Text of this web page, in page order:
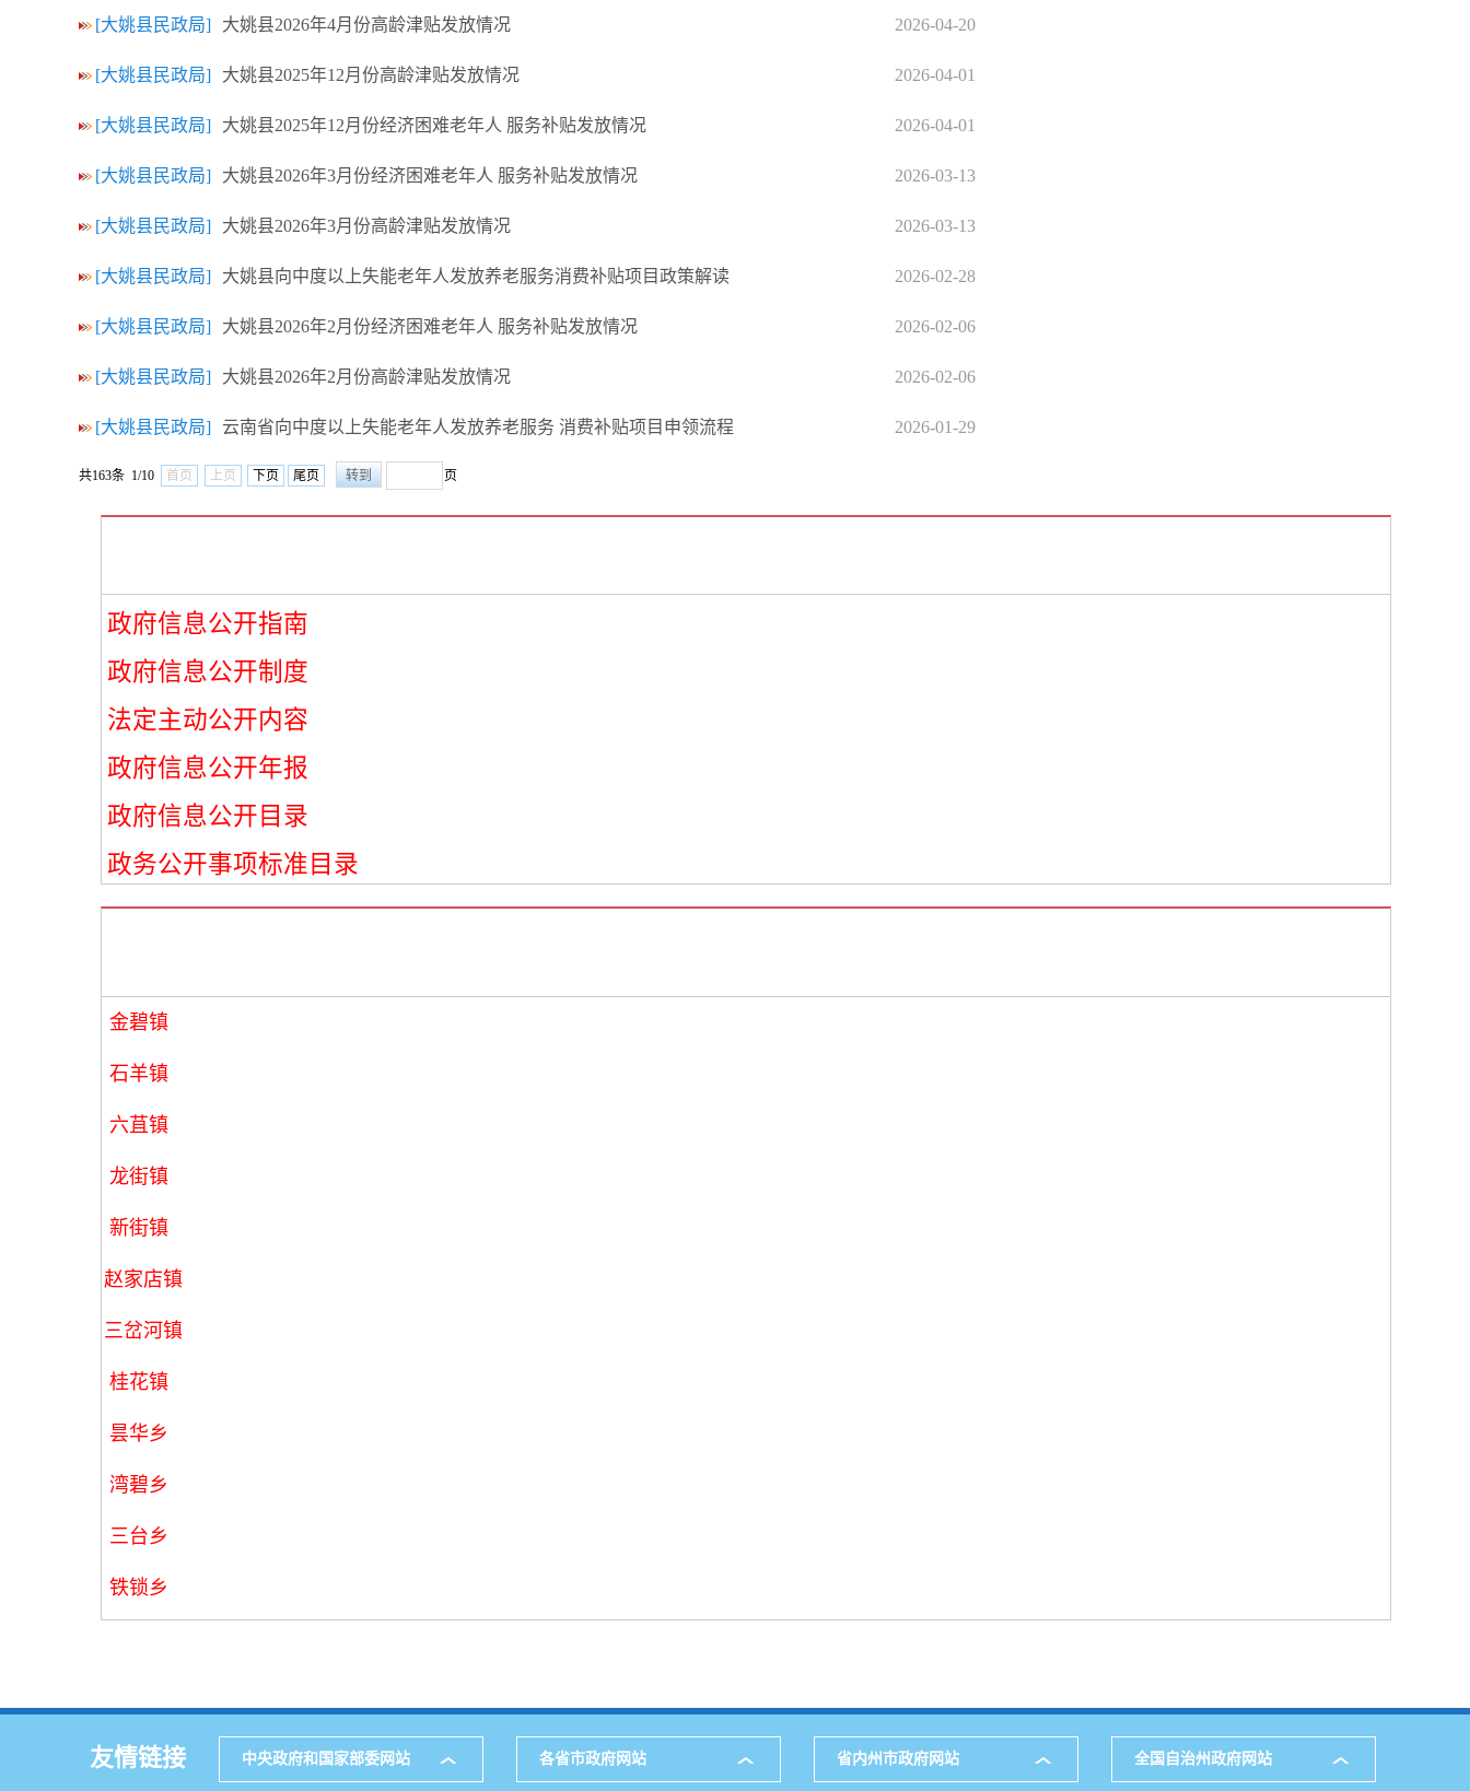
[大姚县民政局] 大姚县2026年4月份高龄津贴发放情况 2026-04-20
[大姚县民政局] 大姚县2025年12月份高龄津贴发放情况 2026-04-01
[大姚县民政局] 大姚县2025年12月份经济困难老年人 服务补贴发放情况 2026-04-01
[大姚县民政局] 大姚县2026年3月份经济困难老年人 服务补贴发放情况 2026-03-13
[大姚县民政局] 大姚县2026年3月份高龄津贴发放情况 2026-03-13
[大姚县民政局] 大姚县向中度以上失能老年人发放养老服务消费补贴项目政策解读 2026-02-28
[大姚县民政局] 大姚县2026年2月份经济困难老年人 服务补贴发放情况 2026-02-06
[大姚县民政局] 大姚县2026年2月份高龄津贴发放情况 2026-02-06
[大姚县民政局] 云南省向中度以上失能老年人发放养老服务 消费补贴项目申领流程 2026-01-29
共163条 1/10 首页 上页 下页 尾页 页
政府信息公开指南
政府信息公开制度
法定主动公开内容
政府信息公开年报
政府信息公开目录
政务公开事项标准目录
金碧镇
石羊镇
六苴镇
龙街镇
新街镇
赵家店镇
三岔河镇
桂花镇
昙华乡
湾碧乡
三台乡
铁锁乡
友情链接 中央政府和国家部委网站 各省市政府网站 省内州市政府网站 全国自治州政府网站